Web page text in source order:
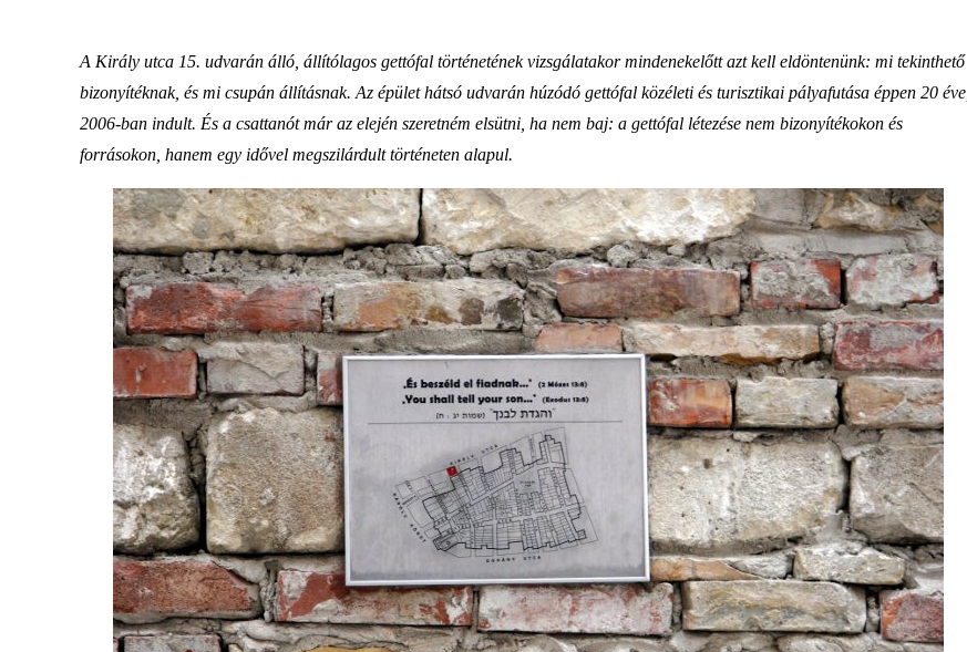
A Király utca 15. udvarán álló, állítólagos gettófal történetének vizsgálatakor mindenekelőtt azt kell eldöntenünk: mi tekinthető
bizonyítéknak, és mi csupán állításnak. Az épület hátsó udvarán húzódó gettófal közéleti és turisztikai pályafutása éppen 20 éve,
2006-ban indult. És a csattanót már az elején szeretném elsütni, ha nem baj: a gettófal létezése nem bizonyítékokon és
forrásokon, hanem egy idővel megszilárdult történeten alapul.